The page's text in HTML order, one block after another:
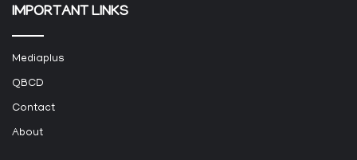
IMPORTANT LINKS
Mediaplus
QBCD
Contact
About